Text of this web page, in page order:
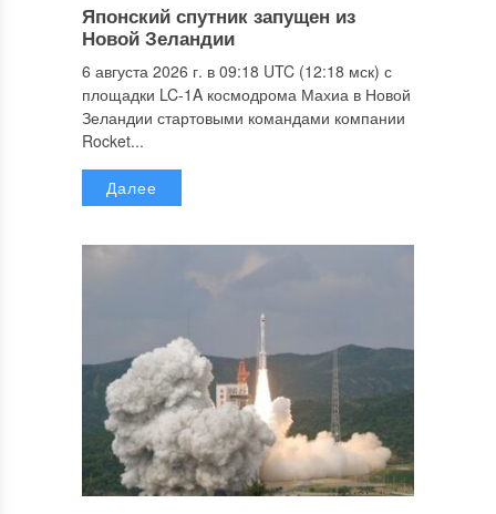
Японский спутник запущен из
Новой Зеландии
6 августа 2026 г. в 09:18 UTC (12:18 мск) с
площадки LC-1A космодрома Махиа в Новой
Зеландии стартовыми командами компании
Rocket...
Далее